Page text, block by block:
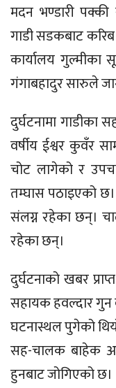
​मदन भण्डारी
गाडी सडकबाट
कार्यालय गुल्मीका
गंगाबहादुर सारुले
​दुर्घटनामा गाडीका
वर्षीय ईश्वर कुवँर
चोट लागेको र
तम्घास पठाइएको
संलग्न रहेका छन्।
रहेका छन्।
दुर्घटनाको खबर
सहायक हवल्दार गुन
घटनास्थल पुगेको
सह-चालक बाहेक
हुनबाट जोगिएको छ।